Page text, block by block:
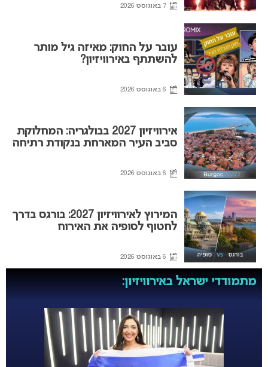
7 באוגוסט 2026
עובר על החוק: מאיזה גיל מותר
להשתתף באירוויזיון?
6 באוגוסט 2026
אירוויזיון 2027 בבולגריה: המחלוקת
סביב העיר המארחת בנקודת רתיחה
6 באוגוסט 2026
המירוץ לאירוויזיון 2027: בורגס בדרך
לחטוף לסופיה את האירוח
6 באוגוסט 2026
מתמודדי ישראל באירוויזיון: